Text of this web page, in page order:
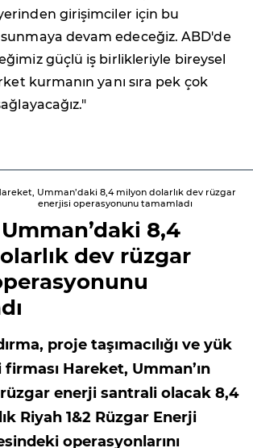
girişimciler için bu
devam edeceğiz. ABD'de
güçlü iş birlikleriyle bireysel
kurmanın yanı sıra pek çok
Umman’daki 8,4 milyon dolarlık dev rüzgar
enerjisi operasyonunu tamamladı
8,4
dev rüzgar
proje taşımacılığı ve yük
Hareket, Umman’ın
enerji santrali olacak 8,4
Riyah 1&2 Rüzgar Enerji
operasyonlarını